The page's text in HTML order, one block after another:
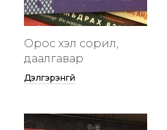
Орос хэл сорил,
даалгавар
Дэлгэрэнгүй